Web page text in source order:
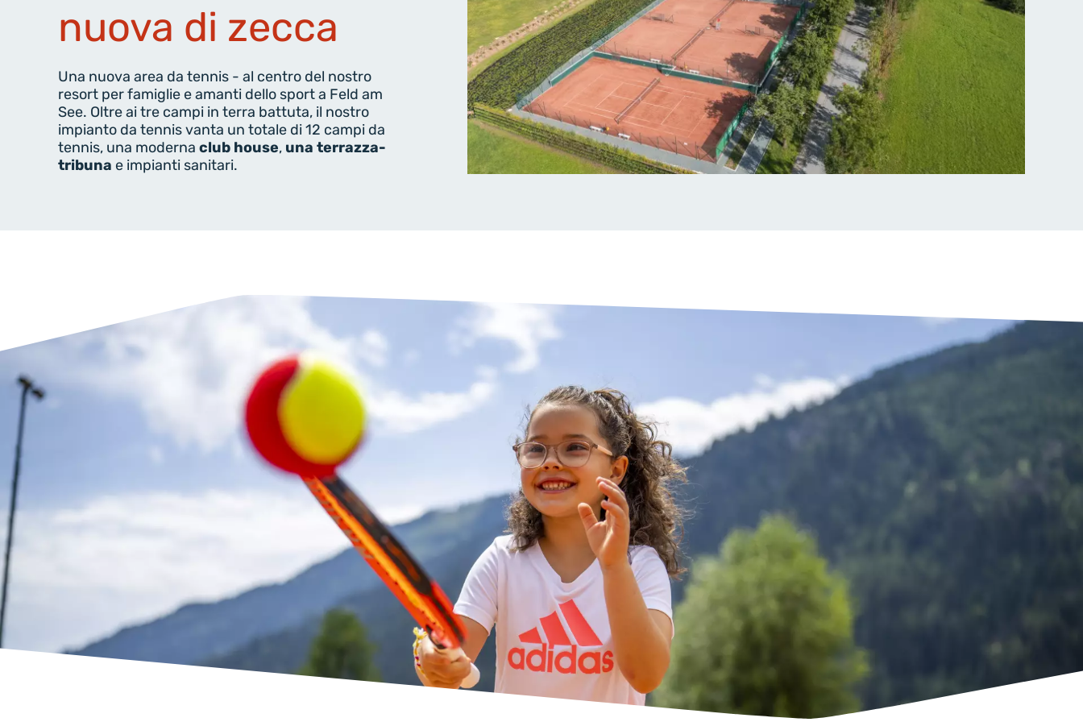
nuova di zecca
Una nuova area da tennis - al centro del nostro
resort per famiglie e amanti dello sport a Feld am
See. Oltre ai tre campi in terra battuta, il nostro
impianto da tennis vanta un totale di 12 campi da
tennis, una moderna club house, una terrazza-
tribuna e impianti sanitari.